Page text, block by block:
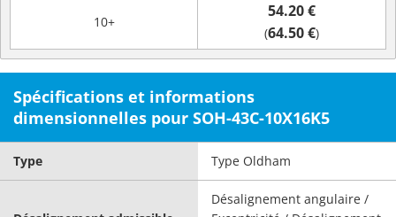
10+
54.20 €
(64.50 €)
Spécifications et informations
dimensionnelles pour SOH-43C-10X16K5
Type Type Oldham
Désalignement angulaire /